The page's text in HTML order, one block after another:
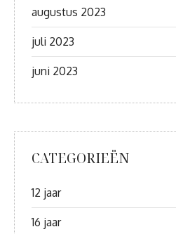
augustus 2023
juli 2023
juni 2023
CATEGORIEËN
12 jaar
16 jaar